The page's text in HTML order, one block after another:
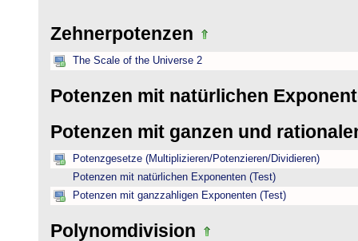
Zehnerpotenzen
The Scale of the Universe 2
Potenzen mit natürlichen
Potenzen mit ganzen und
Potenzgesetze (Multiplizieren/Potenzieren/Dividieren)
Potenzen mit natürlichen Exponenten (Test)
Potenzen mit ganzzahligen Exponenten (Test)
Polynomdivision